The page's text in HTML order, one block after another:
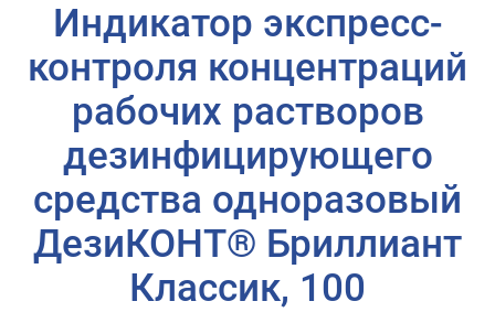
Индикатор экспресс-
контроля концентраций
рабочих растворов
дезинфицирующего
средства одноразовый
ДезиКОНТ® Бриллиант
Классик, 100